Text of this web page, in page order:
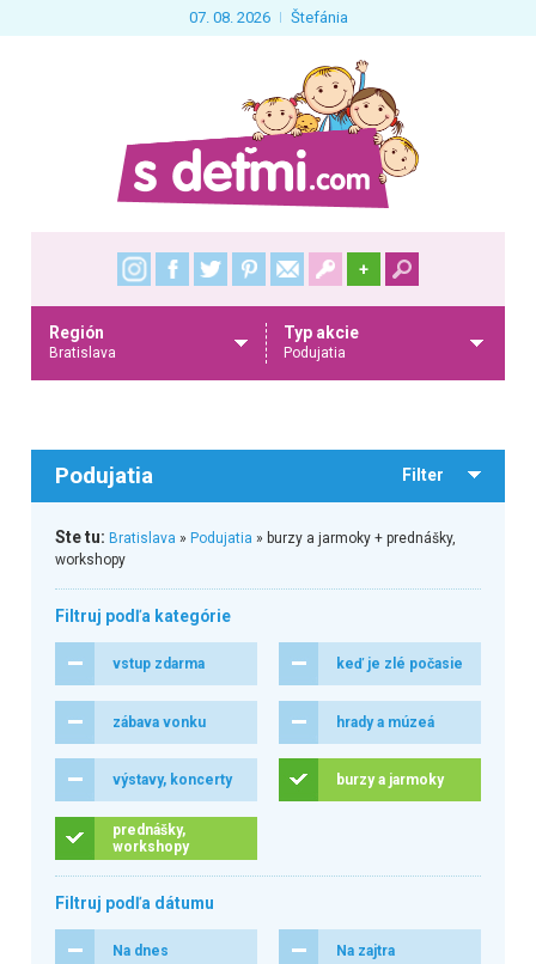
07. 08. 2026 Štefánia
+
Región
Bratislava
Typ akcie
Podujatia
Podujatia Filter
Ste tu: Bratislava » Podujatia » burzy a jarmoky + prednášky,
workshopy
Filtruj podľa kategórie
vstup zdarma keď je zlé počasie
zábava vonku hrady a múzeá
výstavy, koncerty burzy a jarmoky
prednášky,
workshopy
Filtruj podľa dátumu
Na dnes Na zajtra